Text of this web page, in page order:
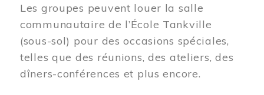
Les groupes peuvent louer la salle
communautaire de l’École Tankville
(sous-sol) pour des occasions spéciales,
telles que des réunions, des ateliers, des
dîners-conférences et plus encore.